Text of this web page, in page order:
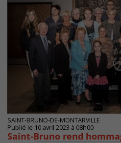
SAINT-BRUNO-DE-MONTARVILLE
Publié le 10 avril 2023 à 08h00
Saint-Bruno rend